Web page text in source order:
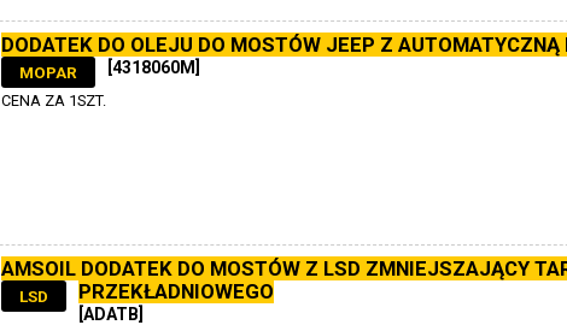
DODATEK DO OLEJU DO MOSTÓW JEEP Z AUTOMATYCZNĄ
MOPAR [4318060M]
CENA ZA 1SZT.
AMSOIL DODATEK DO MOSTÓW Z LSD ZMNIEJSZAJĄCY
PRZEKŁADNIOWEGO
LSD
[ADATB]